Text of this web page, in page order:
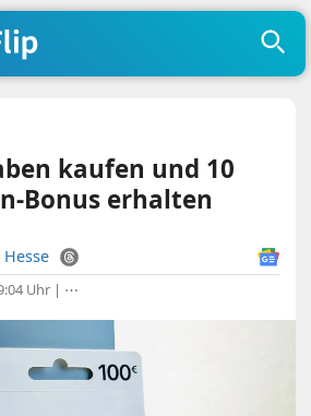
kaufen und 10
Bonus erhalten
Hesse
Uhr | ⋯